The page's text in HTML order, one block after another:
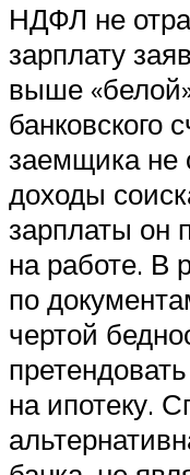
НДФЛ не
зарплату
выше
банковского
заемщика не
доходы
зарплаты он
на работе. В
по
чертой
на ипотеку.